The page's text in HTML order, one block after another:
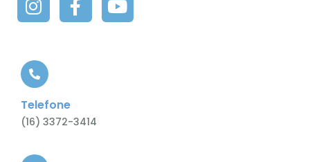
Telefone
(16) 3372-3414